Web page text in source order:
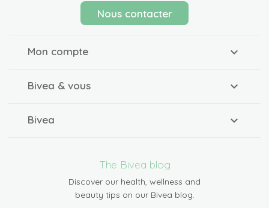
Nous contacter
Mon compte
Bivea & vous
Bivea
The Bivea blog
Discover our health, wellness and
beauty tips on our Bivea blog.